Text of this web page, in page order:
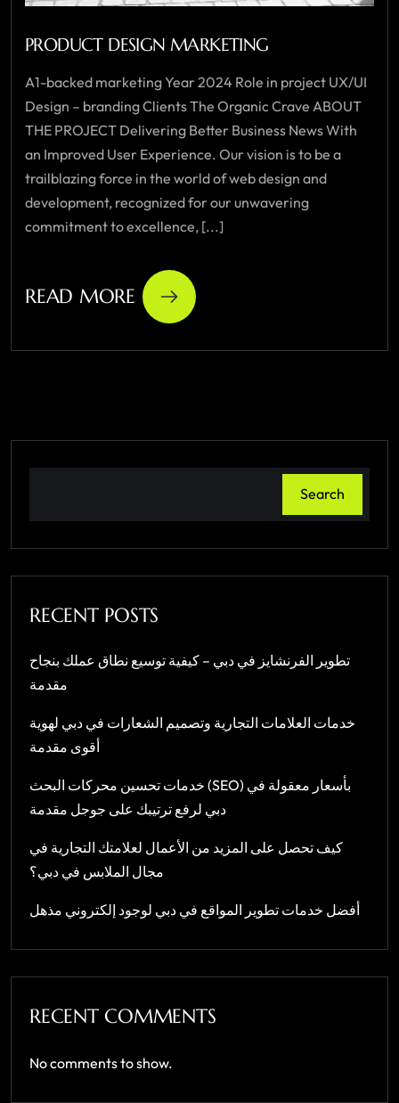
PRODUCT DESIGN MARKETING
A1-backed marketing Year 2024 Role in project UX/UI
Design – branding Clients The Organic Crave ABOUT
THE PROJECT Delivering Better Business News With
an Improved User Experience. Our vision is to be a
trailblazing force in the world of web design and
development, recognized for our unwavering
commitment to excellence, [...]
READ MORE
Search
RECENT POSTS
تطوير الفرنشايز في دبي – كيفية توسيع نطاق عملك بنجاح
مقدمة
خدمات العلامات التجارية وتصميم الشعارات في دبي لهوية
أقوى مقدمة
خدمات تحسين محركات البحث (SEO) بأسعار معقولة في
دبي لرفع ترتيبك على جوجل مقدمة
كيف تحصل على المزيد من الأعمال لعلامتك التجارية في
مجال الملابس في دبي؟
أفضل خدمات تطوير المواقع في دبي لوجود إلكتروني مذهل
RECENT COMMENTS
No comments to show.